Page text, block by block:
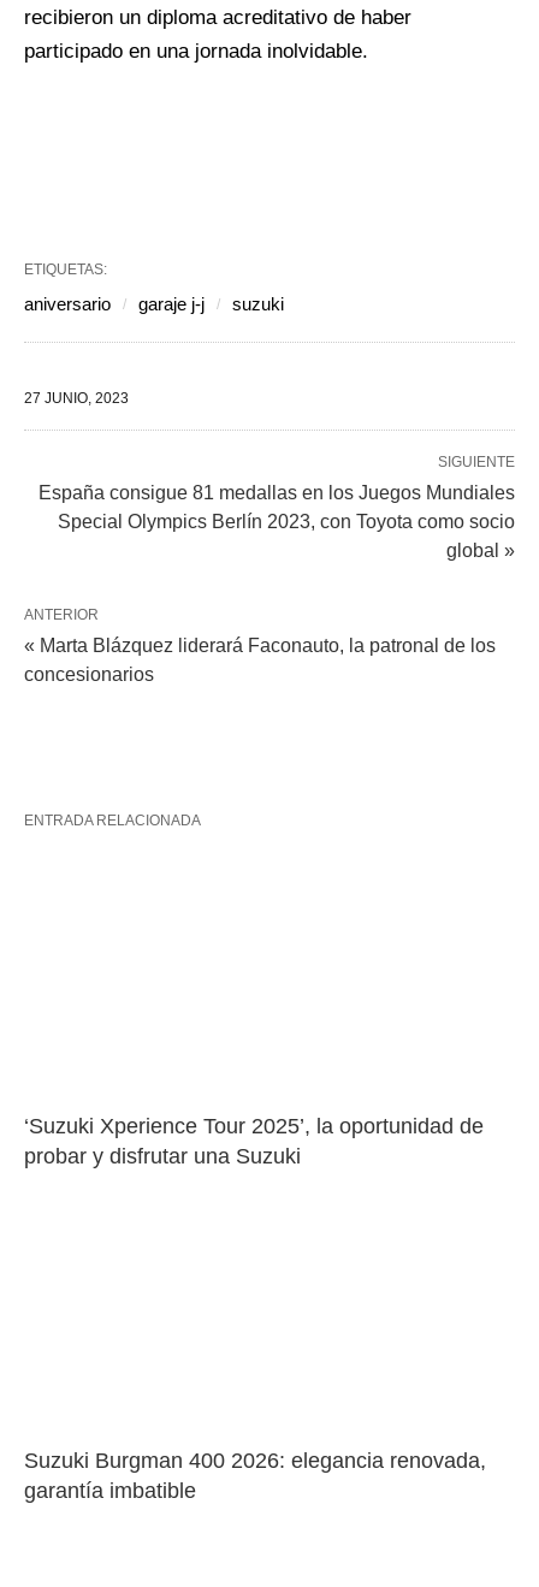
recibieron un diploma acreditativo de haber
participado en una jornada inolvidable.
ETIQUETAS:
aniversario garaje j-j suzuki
27 JUNIO, 2023
SIGUIENTE
España consigue 81 medallas en los Juegos Mundiales
Special Olympics Berlín 2023, con Toyota como socio
global »
ANTERIOR
« Marta Blázquez liderará Faconauto, la patronal de los
concesionarios
ENTRADA RELACIONADA
‘Suzuki Xperience Tour 2025’, la oportunidad de
probar y disfrutar una Suzuki
Suzuki Burgman 400 2026: elegancia renovada,
garantía imbatible